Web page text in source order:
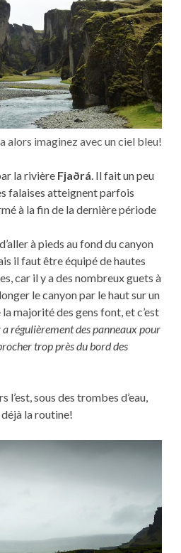
alors imaginez avec un ciel bleu!
la rivière Fjaðrá. Il fait un peu
falaises atteignent parfois
à la fin de la dernière période
à pieds au fond du canyon
il faut être équipé de hautes
car il y a des nombreux guets à
le canyon par le haut sur un
majorité des gens font, et c’est
a régulièrement des panneaux pour
trop près du bord des
l’est, sous des trombes d’eau,
déjà la routine!